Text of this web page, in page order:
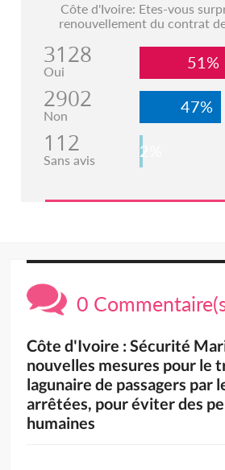
Côte d'Ivoire: Etes-vous
renouvellement du contrat
3128
Oui 51%
2902
Non 47%
112
Sans avis 2%
0
Côte d'Ivoire : Sécurité
nouvelles mesures pour le
lagunaire de passagers par
arrêtées, pour éviter des
humaines